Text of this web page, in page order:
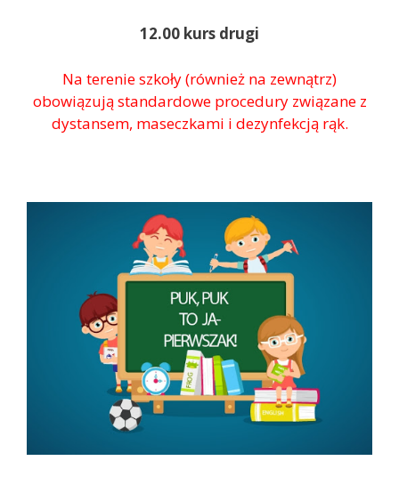
12.00 kurs drugi
Na terenie szkoły (również na zewnątrz)
obowiązują standardowe procedury związane z
dystansem, maseczkami i dezynfekcją rąk.